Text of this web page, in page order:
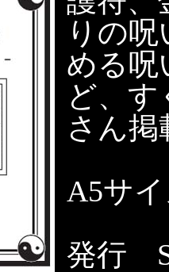
りの
める呪
ど、
さん
A5サ
発行